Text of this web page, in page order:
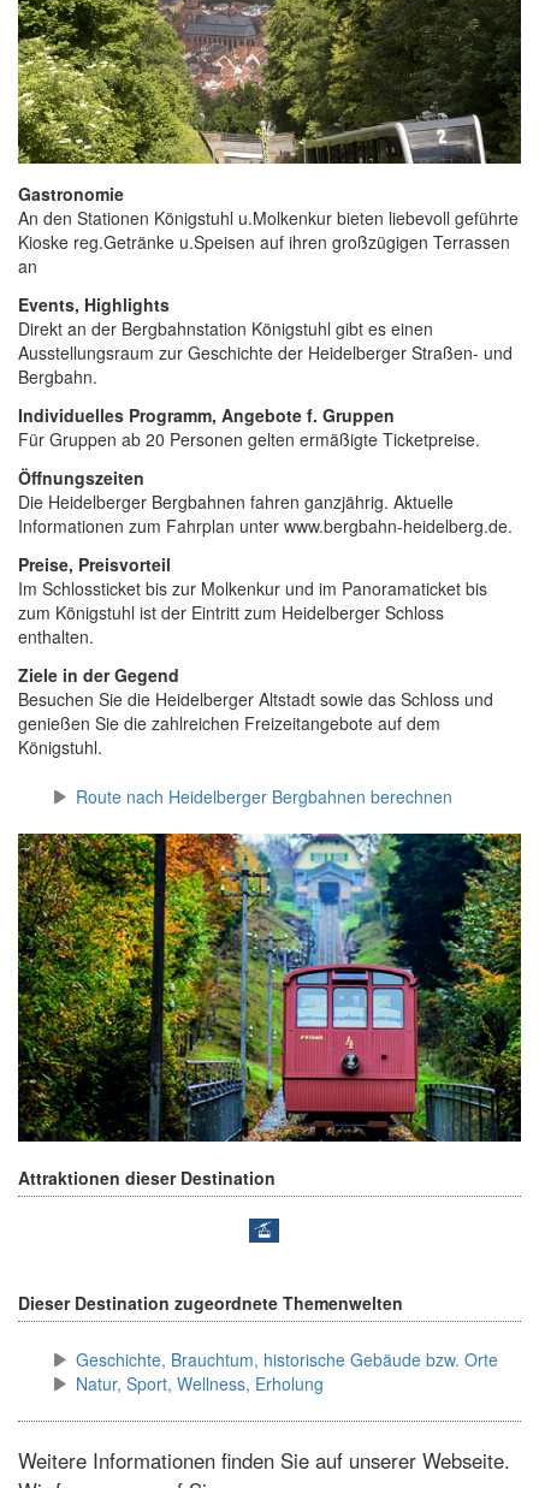
Gastronomie
An den Stationen Königstuhl u.Molkenkur bieten liebevoll geführte
Kioske reg.Getränke u.Speisen auf ihren großzügigen Terrassen
an
Events, Highlights
Direkt an der Bergbahnstation Königstuhl gibt es einen
Ausstellungsraum zur Geschichte der Heidelberger Straßen- und
Bergbahn.
Individuelles Programm, Angebote f. Gruppen
Für Gruppen ab 20 Personen gelten ermäßigte Ticketpreise.
Öffnungszeiten
Die Heidelberger Bergbahnen fahren ganzjährig. Aktuelle
Informationen zum Fahrplan unter www.bergbahn-heidelberg.de.
Preise, Preisvorteil
Im Schlossticket bis zur Molkenkur und im Panoramaticket bis
zum Königstuhl ist der Eintritt zum Heidelberger Schloss
enthalten.
Ziele in der Gegend
Besuchen Sie die Heidelberger Altstadt sowie das Schloss und
genießen Sie die zahlreichen Freizeitangebote auf dem
Königstuhl.
Route nach Heidelberger Bergbahnen berechnen
Attraktionen dieser Destination
Dieser Destination zugeordnete Themenwelten
Geschichte, Brauchtum, historische Gebäude bzw. Orte
Natur, Sport, Wellness, Erholung
Weitere Informationen finden Sie auf unserer Webseite.